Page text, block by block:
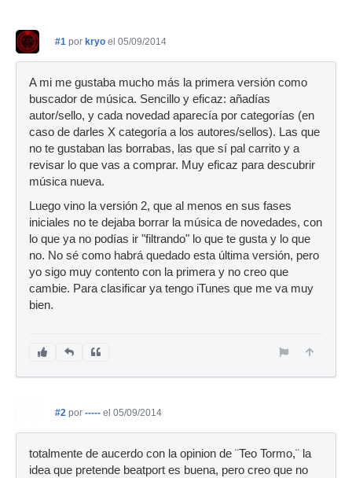
#1 por kryo el 05/09/2014
A mi me gustaba mucho más la primera versión como
buscador de música. Sencillo y eficaz: añadías
autor/sello, y cada novedad aparecía por categorías (en
caso de darles X categoría a los autores/sellos). Las que
no te gustaban las borrabas, las que sí pal carrito y a
revisar lo que vas a comprar. Muy eficaz para descubrir
música nueva.
Luego vino la versión 2, que al menos en sus fases
iniciales no te dejaba borrar la música de novedades, con
lo que ya no podías ir "filtrando" lo que te gusta y lo que
no. No sé como habrá quedado esta última versión, pero
yo sigo muy contento con la primera y no creo que
cambie. Para clasificar ya tengo iTunes que me va muy
bien.
#2 por ----- el 05/09/2014
totalmente de aucerdo con la opinion de ¨Teo Tormo,¨ la
idea que pretende beatport es buena, pero creo que no